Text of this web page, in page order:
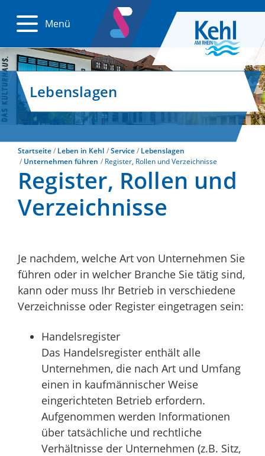
Menü
Lebenslagen
Startseite Leben in Kehl Service
Lebenslagen
Unternehmen führen
Register, Rollen und Verzeichnisse
Register, Rollen und
Verzeichnisse
Je nachdem, welche Art von Unternehmen Sie
führen oder in welcher Branche Sie tätig sind,
kann oder muss Ihr Betrieb in verschiedene
Verzeichnisse oder Register eingetragen sein:
Handelsregister
Das Handelsregister enthält alle
Unternehmen, die nach Art und Umfang
einen in kaufmännischer Weise
eingerichteten Betrieb erfordern.
Aufgenommen werden Informationen
über tatsächliche und rechtliche
Verhältnisse der Unternehmen (z.B. Sitz,